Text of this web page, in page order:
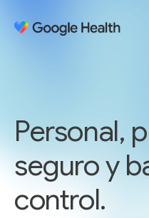
Personal,
seguro y
control.